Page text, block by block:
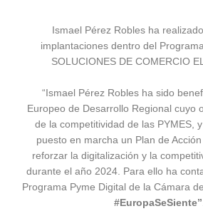
Ismael Pérez Robles ha
implantaciones dentro del
SOLUCIONES DE COMERCIO
“Ismael Pérez Robles ha sido
Europeo de Desarrollo Regional cuyo
de la competitividad de las PYMES,
puesto en marcha un Plan de
reforzar la digitalización y la
durante el año 2024. Para ello ha
Programa Pyme Digital de la Cámara
#EuropaSeSiente”